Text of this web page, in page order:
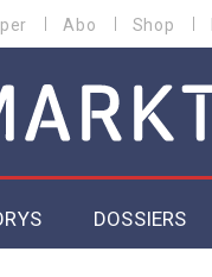
Abo Shop
DOSSIERS